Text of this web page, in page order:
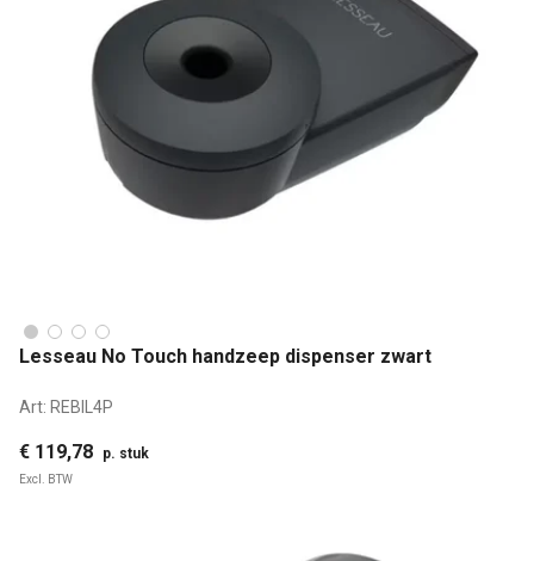
Lesseau No Touch handzeep dispenser zwart
Art: REBIL4P
€ 119,78 p. stuk
Excl. BTW